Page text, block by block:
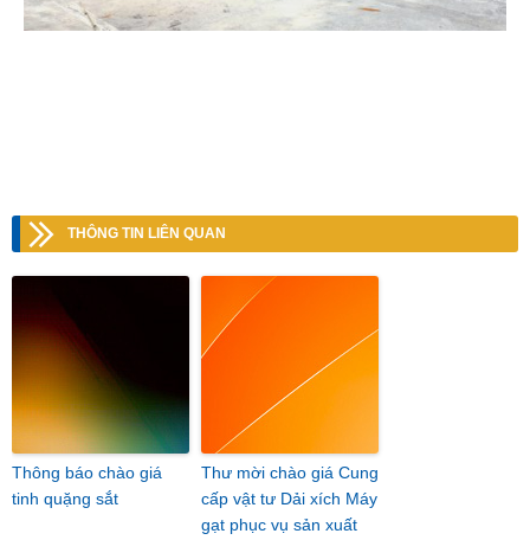
THÔNG TIN LIÊN QUAN
Thông báo chào giá
tinh quặng sắt
Thư mời chào giá Cung
cấp vật tư Dải xích Máy
gạt phục vụ sản xuất